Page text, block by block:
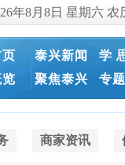
年8月8日 星期六 农
页
泰兴新闻
学
聚焦泰兴
专
商家资讯